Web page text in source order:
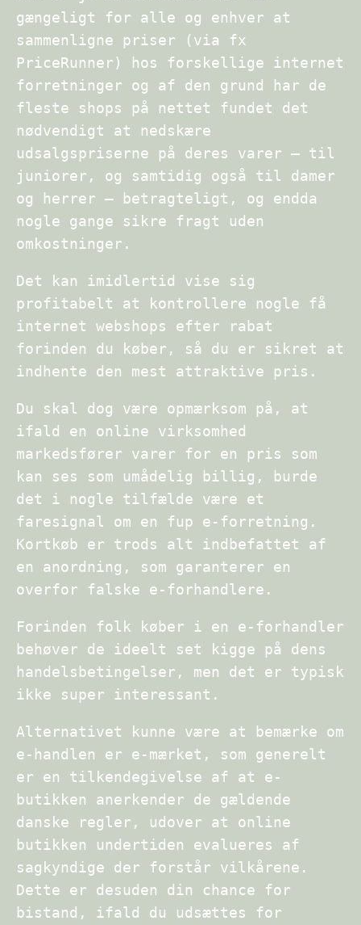
gængeligt for alle og enhver at
sammenligne priser (via fx
PriceRunner) hos forskellige internet
forretninger og af den grund har de
fleste shops på nettet fundet det
nødvendigt at nedskære
udsalgspriserne på deres varer – til
juniorer, og samtidig også til damer
og herrer – betragteligt, og endda
nogle gange sikre fragt uden
omkostninger.
Det kan imidlertid vise sig
profitabelt at kontrollere nogle få
internet webshops efter rabat
forinden du køber, så du er sikret at
indhente den mest attraktive pris.
Du skal dog være opmærksom på, at
ifald en online virksomhed
markedsfører varer for en pris som
kan ses som umådelig billig, burde
det i nogle tilfælde være et
faresignal om en fup e-forretning.
Kortkøb er trods alt indbefattet af
en anordning, som garanterer en
overfor falske e-forhandlere.
Forinden folk køber i en e-forhandler
behøver de ideelt set kigge på dens
handelsbetingelser, men det er typisk
ikke super interessant.
Alternativet kunne være at bemærke om
e-handlen er e-mærket, som generelt
er en tilkendegivelse af at e-
butikken anerkender de gældende
danske regler, udover at online
butikken undertiden evalueres af
sagkyndige der forstår vilkårene.
Dette er desuden din chance for
bistand, ifald du udsættes for